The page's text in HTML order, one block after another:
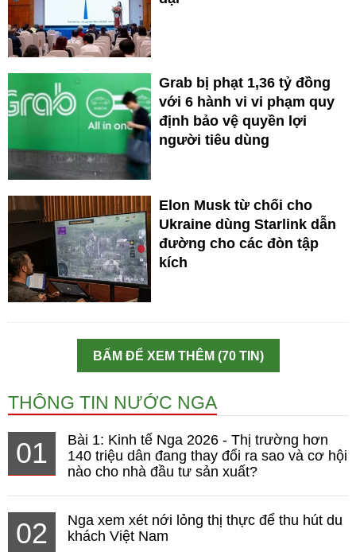
Grab bị phạt 1,36 tỷ đồng
với 6 hành vi vi phạm quy
định bảo vệ quyền lợi
người tiêu dùng
Elon Musk từ chối cho
Ukraine dùng Starlink dẫn
đường cho các đòn tập
kích
BẤM ĐỂ XEM THÊM (70 TIN)
THÔNG TIN NƯỚC NGA
01
Bài 1: Kinh tế Nga 2026 - Thị trường hơn
140 triệu dân đang thay đổi ra sao và cơ hội
nào cho nhà đầu tư sản xuất?
02
Nga xem xét nới lỏng thị thực để thu hút du
khách Việt Nam